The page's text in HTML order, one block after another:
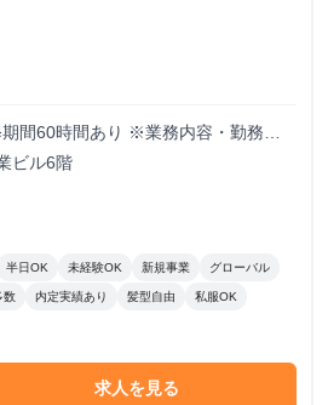
間60時間あり ※業務内容・勤務状
ビル6階
半日OK 未経験OK 新規事業 グローバル
数 内定実績あり 髪型自由 私服OK
求人を見る